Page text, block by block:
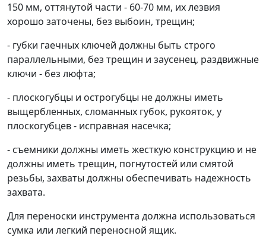
150 мм, оттянутой части - 60-70 мм, их лезвия
хорошо заточены, без выбоин, трещин;
- губки гаечных ключей должны быть строго
параллельными, без трещин и заусенец, раздвижные
ключи - без люфта;
- плоскогубцы и острогубцы не должны иметь
выщербленных, сломанных губок, рукояток, у
плоскогубцев - исправная насечка;
- съемники должны иметь жесткую конструкцию и не
должны иметь трещин, погнутостей или смятой
резьбы, захваты должны обеспечивать надежность
захвата.
Для переноски инструмента должна использоваться
сумка или легкий переносной ящик.